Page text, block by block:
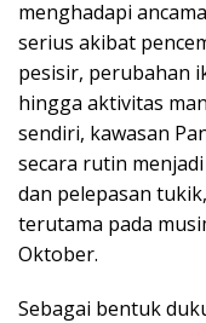
menghadapi
serius akibat
pesisir, perubahan
hingga aktivitas
sendiri, kawasan
secara rutin
dan pelepasan tukik,
terutama pada
Oktober.
Sebagai bentuk